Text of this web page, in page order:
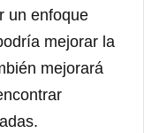
un enfoque
mejorar la
mejorará